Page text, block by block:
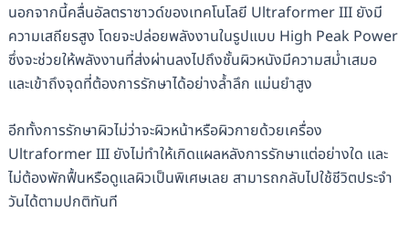
นอกจากนี้คลื่นอัลตราซาวด์ของเทคโนโลยี Ultraformer III ยังมี
ความเสถียรสูง โดยจะปล่อยพลังงานในรูปแบบ High Peak Power
ซึ่งจะช่วยให้พลังงานที่ส่งผ่านลงไปถึงชั้นผิวหนังมีความสม่ำเสมอ
และเข้าถึงจุดที่ต้องการรักษาได้อย่างล้ำลึก แม่นยำสูง
อีกทั้งการรักษาผิวไม่ว่าจะผิวหน้าหรือผิวกายด้วยเครื่อง
Ultraformer III ยังไม่ทำให้เกิดแผลหลังการรักษาแต่อย่างใด และ
ไม่ต้องพักฟื้นหรือดูแลผิวเป็นพิเศษเลย สามารถกลับไปใช้ชีวิตประจำ
วันได้ตามปกติทันที